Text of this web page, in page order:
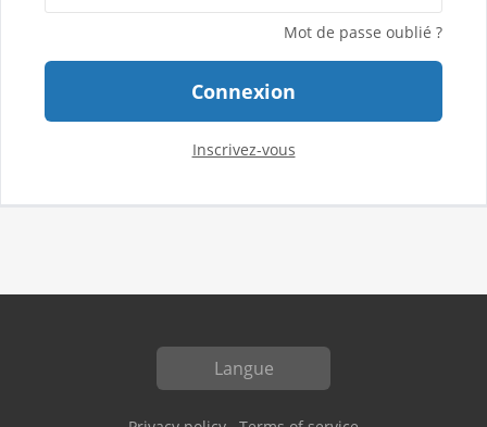
Mot de passe oublié ?
Connexion
Inscrivez-vous
Langue